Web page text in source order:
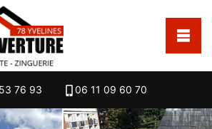
76 93 06 11 09 60 70